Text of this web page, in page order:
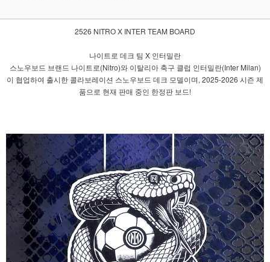
2526 NITRO X INTER TEAM BOARD
나이트로 데크 팀 X 인터밀란
스노우보드 브랜드 나이트로(Nitro)와 이탈리아 축구 클럽 인터밀란(Inter Milan)
이 협업하여 출시한 콜라보레이션 스노우보드 데크 모델이며, 2025-2026 시즌 제
품으로 현재 판매 중인 한정판 보드!